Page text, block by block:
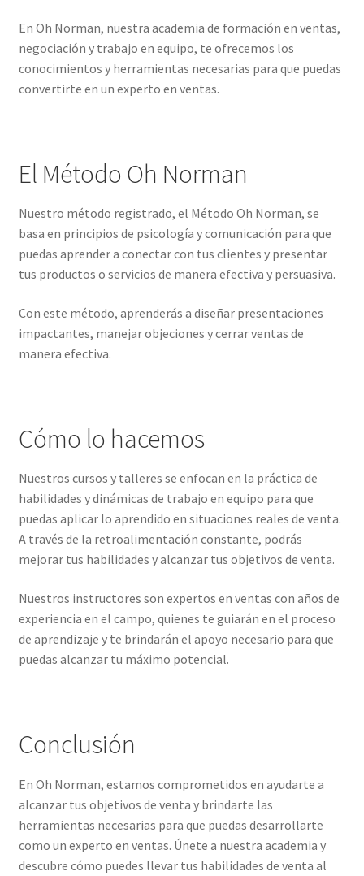
En Oh Norman, nuestra academia de formación en ventas,
negociación y trabajo en equipo, te ofrecemos los
conocimientos y herramientas necesarias para que puedas
convertirte en un experto en ventas.
El Método Oh Norman
Nuestro método registrado, el Método Oh Norman, se
basa en principios de psicología y comunicación para que
puedas aprender a conectar con tus clientes y presentar
tus productos o servicios de manera efectiva y persuasiva.
Con este método, aprenderás a diseñar presentaciones
impactantes, manejar objeciones y cerrar ventas de
manera efectiva.
Cómo lo hacemos
Nuestros cursos y talleres se enfocan en la práctica de
habilidades y dinámicas de trabajo en equipo para que
puedas aplicar lo aprendido en situaciones reales de venta.
A través de la retroalimentación constante, podrás
mejorar tus habilidades y alcanzar tus objetivos de venta.
Nuestros instructores son expertos en ventas con años de
experiencia en el campo, quienes te guiarán en el proceso
de aprendizaje y te brindarán el apoyo necesario para que
puedas alcanzar tu máximo potencial.
Conclusión
En Oh Norman, estamos comprometidos en ayudarte a
alcanzar tus objetivos de venta y brindarte las
herramientas necesarias para que puedas desarrollarte
como un experto en ventas. Únete a nuestra academia y
descubre cómo puedes llevar tus habilidades de venta al